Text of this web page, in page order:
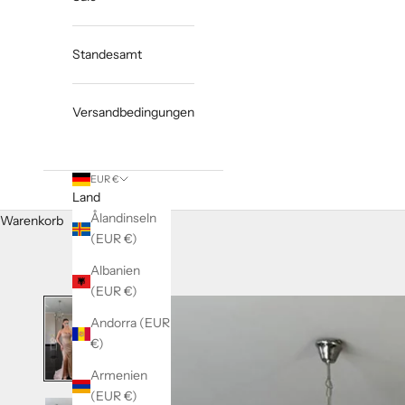
Standesamt
Versandbedingungen
EUR €
Land
Ålandinseln
(EUR €)
Albanien
(EUR €)
Andorra (EUR
€)
Armenien
(EUR €)
Warenkorb